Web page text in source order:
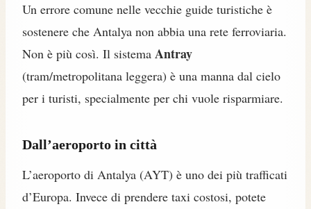
Un errore comune nelle vecchie guide turistiche è
sostenere che Antalya non abbia una rete ferroviaria.
Non è più così. Il sistema Antray
(tram/metropolitana leggera) è una manna dal cielo
per i turisti, specialmente per chi vuole risparmiare.
Dall’aeroporto in città
L’aeroporto di Antalya (AYT) è uno dei più trafficati
d’Europa. Invece di prendere taxi costosi, potete